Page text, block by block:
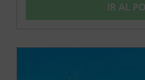
IR AL